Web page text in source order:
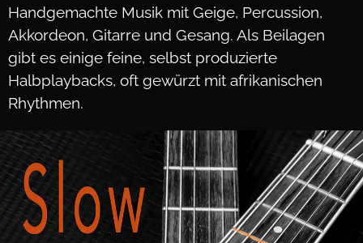
Handgemachte Musik mit Geige, Percussion,
Akkordeon, Gitarre und Gesang. Als Beilagen
gibt es einige feine, selbst produzierte
Halbplaybacks, oft gewürzt mit afrikanischen
Rhythmen.